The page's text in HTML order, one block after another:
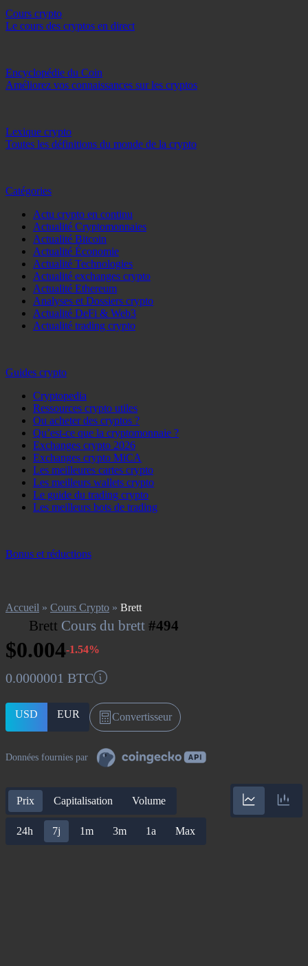
Cours crypto
Le cours des cryptos en direct
Encyclopédie du Coin
Améliorez vos connaissances sur les cryptos
Lexique crypto
Toutes les définitions du monde de la crypto
Catégories
Actu crypto en continu
Actualité Cryptomonnaies
Actualité Bitcoin
Actualité Économie
Actualité Technologies
Actualité exchanges crypto
Actualité Ethereum
Analyses et Dossiers crypto
Actualité DeFi & Web3
Actualité trading crypto
Guides crypto
Cryptopedia
Ressources crypto utiles
Ou acheter des cryptos ?
Qu’est-ce que la cryptomonnaie ?
Exchanges crypto 2026
Exchanges crypto MiCA
Les meilleures cartes crypto
Les meilleurs wallets crypto
Le guide du trading crypto
Les meilleurs bots de trading
Bonus et réductions
Accueil » Cours Crypto » Brett
Brett Cours du brett #494
$0.004-1.54%
0.0000001 BTC
USD EUR Convertisseur
Données fournies par
Prix Capitalisation Volume
24h 7j 1m 3m 1a Max